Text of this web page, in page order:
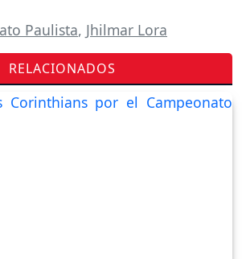
Paulista, Jhilmar Lora
RELACIONADOS